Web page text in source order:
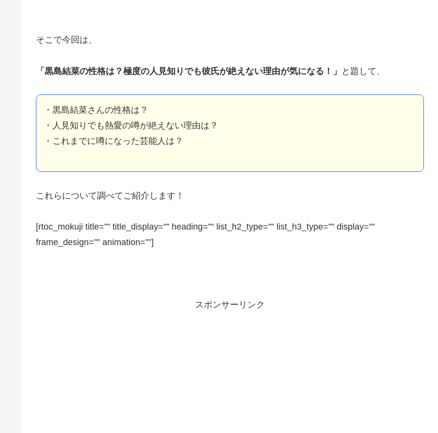
そこで今回は、
「黒島結菜の性格は？極度の人見知りでも彼氏が絶えない理由が気になる！」 と題して、
・黒島結菜さんの性格は？
・人見知りでも熱愛の噂が絶えない理由は？
・これまでに噂になった芸能人は？
これらについて調べてご紹介します！
[rtoc_mokuji title=”” title_display=”” heading=”” list_h2_type=”” list_h3_type=”” display=””
frame_design=”” animation=””]
スポンサーリンク